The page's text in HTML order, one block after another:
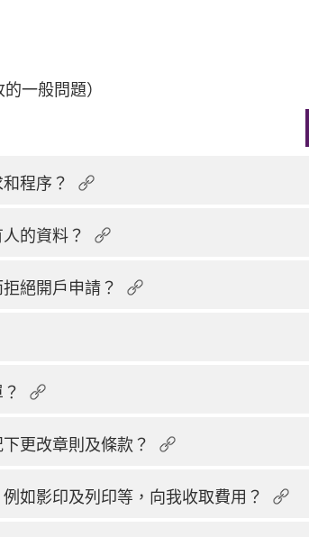
一般問題）
程序？
的資料？
絕開戶申請？
更改章則及條款？
如影印及列印等，向我收取費用？